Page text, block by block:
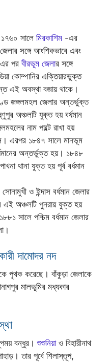
সালে মিরকাশিম -এর
সঙ্গে আংশিকভাবে এবং
পর বীরভূম জেলার সঙ্গে
কোম্পানির এক্তিয়ারভুক্ত
এই অবস্থা বজায় থাকে।
জঙ্গলমহল জেলার অন্তর্ভুক্ত
অঞ্চলটি যুক্ত হয় বর্ধমান
নাম পাল্টে রাখা হয়
এরপর ১৮৪৭ সালে মানভূম
অন্তর্ভুক্ত হয়। ১৮৪৮
থানা যুক্ত হয় পূর্ব বর্ধমান
ও ইন্দাস বর্ধমান জেলার
এই অঞ্চলটি পুনরায় যুক্ত হয়
সালে পশ্চিম বর্ধমান জেলার
দামোদর নদ
পৃথক করেছে। বাঁকুড়া জেলাকে
মালভূমির মধ্যকার
বন্ধুর। শুশুনিয়াও বিহারীনাথ
তার পূর্বে শিলাস্তূপ,